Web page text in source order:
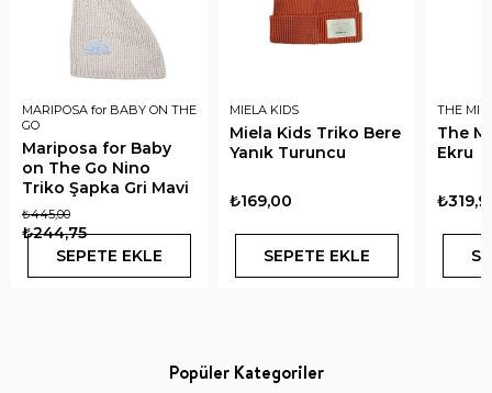
MARIPOSA for BABY ON THE
GO
Mariposa for Baby
on The Go Nino
Triko Şapka Gri Mavi
₺244,75
₺445,00
SEPETE EKLE
MIELA KIDS
Miela Kids Triko Bere
Yanık Turuncu
₺169,00
SEPETE EKLE
THE
The
Ekru
Popüler Kategoriler